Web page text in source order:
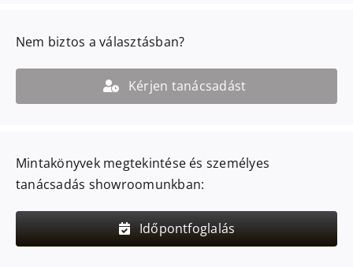
Nem biztos a választásban?
Kérjen tanácsadást
Mintakönyvek megtekintése és személyes
tanácsadás showroomunkban:
Időpontfoglalás